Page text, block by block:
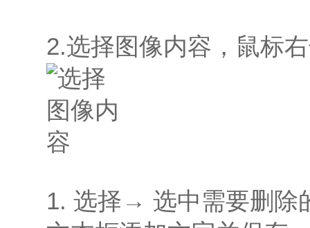
2.选择图像内容，鼠标
1. 选择→ 选中需要删除